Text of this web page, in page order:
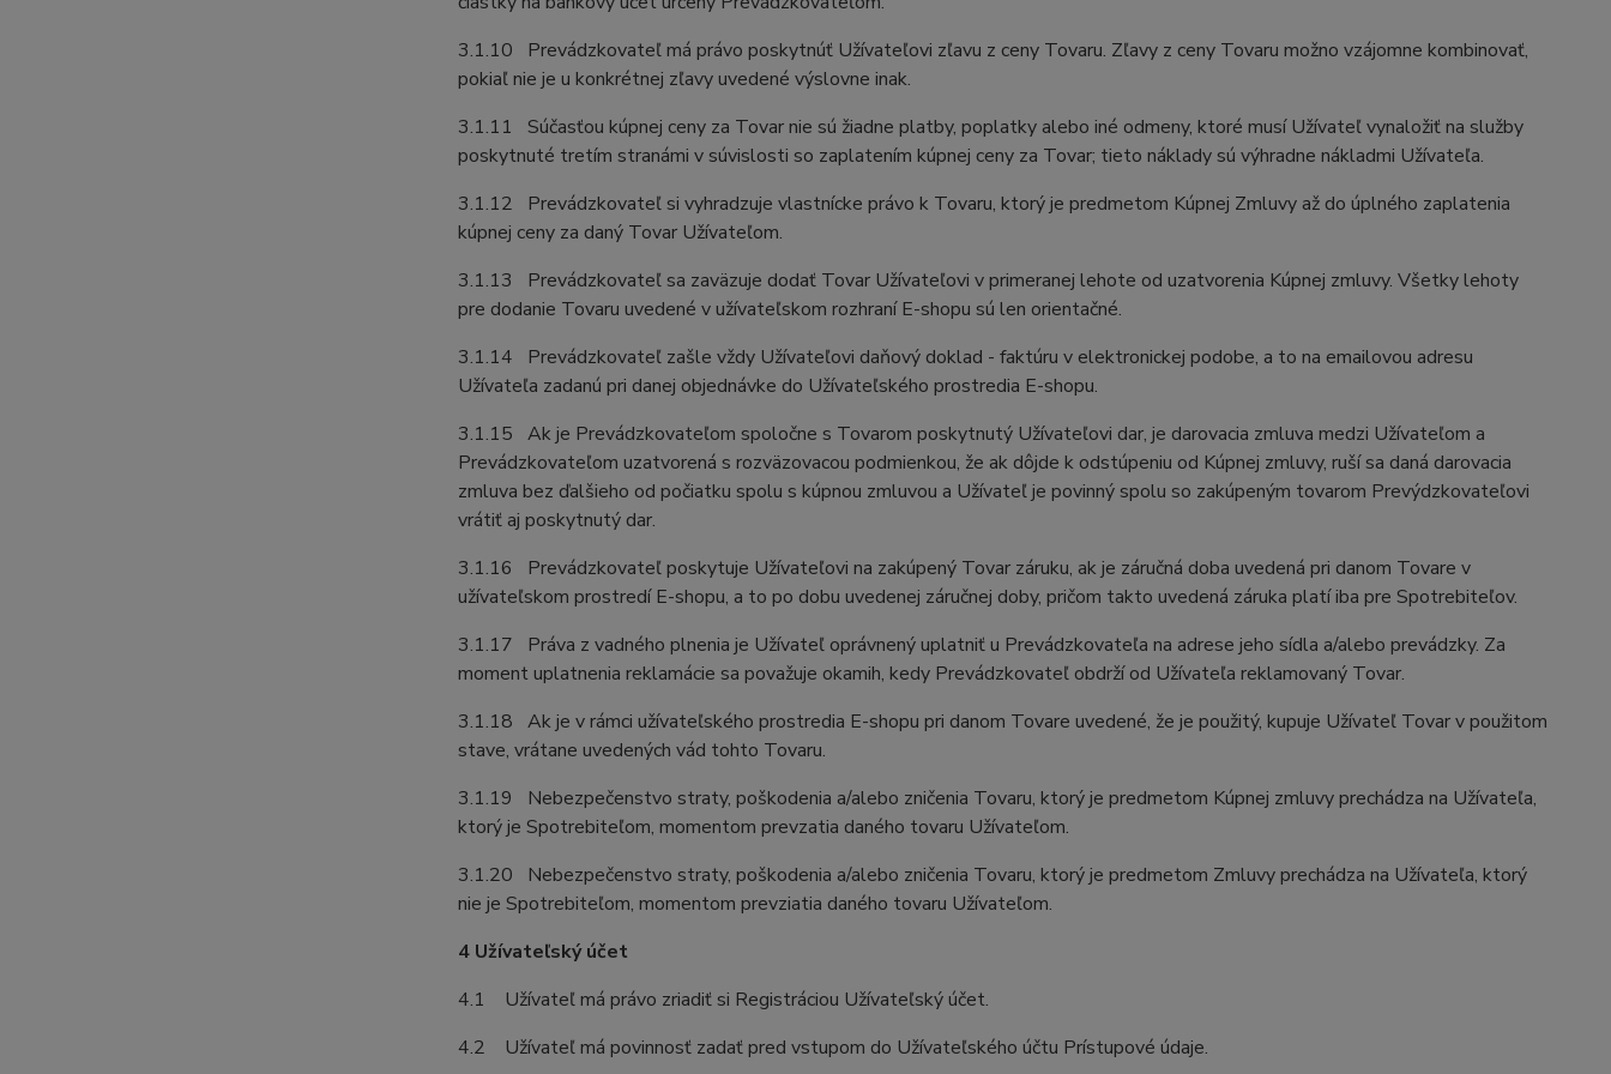
3.1.10 Prevádzkovateľ má právo poskytnúť Užívateľovi zľavu z ceny Tovaru. Zľavy z ceny Tovaru možno vzájomne kombinovať,
pokiaľ nie je u konkrétnej zľavy uvedené výslovne inak.
3.1.11 Súčasťou kúpnej ceny za Tovar nie sú žiadne platby, poplatky alebo iné odmeny, ktoré musí Užívateľ vynaložiť na služby
poskytnuté tretím stranámi v súvislosti so zaplatením kúpnej ceny za Tovar; tieto náklady sú výhradne nákladmi Užívateľa.
3.1.12 Prevádzkovateľ si vyhradzuje vlastnícke právo k Tovaru, ktorý je predmetom Kúpnej Zmluvy až do úplného zaplatenia
kúpnej ceny za daný Tovar Užívateľom.
3.1.13 Prevádzkovateľ sa zaväzuje dodať Tovar Užívateľovi v primeranej lehote od uzatvorenia Kúpnej zmluvy. Všetky lehoty
pre dodanie Tovaru uvedené v užívateľskom rozhraní E-shopu sú len orientačné.
3.1.14 Prevádzkovateľ zašle vždy Užívateľovi daňový doklad - faktúru v elektronickej podobe, a to na emailovou adresu
Užívateľa zadanú pri danej objednávke do Užívateľského prostredia E-shopu.
3.1.15 Ak je Prevádzkovateľom spoločne s Tovarom poskytnutý Užívateľovi dar, je darovacia zmluva medzi Užívateľom a
Prevádzkovateľom uzatvorená s rozväzovacou podmienkou, že ak dôjde k odstúpeniu od Kúpnej zmluvy, ruší sa daná darovacia
zmluva bez ďalšieho od počiatku spolu s kúpnou zmluvou a Užívateľ je povinný spolu so zakúpeným tovarom Prevýdzkovateľovi
vrátiť aj poskytnutý dar.
3.1.16 Prevádzkovateľ poskytuje Užívateľovi na zakúpený Tovar záruku, ak je záručná doba uvedená pri danom Tovare v
užívateľskom prostredí E-shopu, a to po dobu uvedenej záručnej doby, pričom takto uvedená záruka platí iba pre Spotrebiteľov.
3.1.17 Práva z vadného plnenia je Užívateľ oprávnený uplatniť u Prevádzkovateľa na adrese jeho sídla a/alebo prevádzky. Za
moment uplatnenia reklamácie sa považuje okamih, kedy Prevádzkovateľ obdrží od Užívateľa reklamovaný Tovar.
3.1.18 Ak je v rámci užívateľského prostredia E-shopu pri danom Tovare uvedené, že je použitý, kupuje Užívateľ Tovar v použitom
stave, vrátane uvedených vád tohto Tovaru.
3.1.19 Nebezpečenstvo straty, poškodenia a/alebo zničenia Tovaru, ktorý je predmetom Kúpnej zmluvy prechádza na Užívateľa,
ktorý je Spotrebiteľom, momentom prevzatia daného tovaru Užívateľom.
3.1.20 Nebezpečenstvo straty, poškodenia a/alebo zničenia Tovaru, ktorý je predmetom Zmluvy prechádza na Užívateľa, ktorý
nie je Spotrebiteľom, momentom prevziatia daného tovaru Užívateľom.
4 Užívateľský účet
4.1 Užívateľ má právo zriadiť si Registráciou Užívateľský účet.
4.2 Užívateľ má povinnosť zadať pred vstupom do Užívateľského účtu Prístupové údaje.